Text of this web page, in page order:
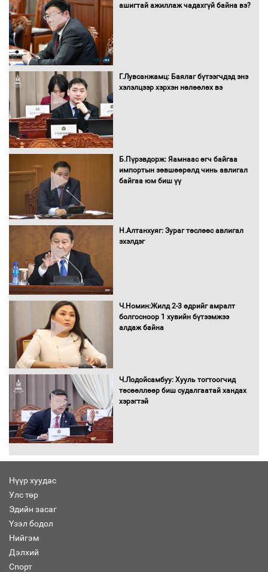
Санхүүгийн хэмнэлтийн горимд эрүүл
Нөөцийн махны худалдаа,
борлуулалтыг нээлттэй ил тод
төлөвлөгөө”-гөө танилцуулна
худалдан авах журмыг баталлаа
шилжиж, найр наадам, зөвлөгөөн,
гадаад томилолтыг хориглолоо
ашигтай ажиллаж чадахгүй байна вэ?
Г.Лувсанжамц: Баялаг бүтээгчдэд энэ
хэлэлцээр хэрхэн нөлөөлөх вэ
Б.Пүрэвдорж: Яамнаас өгч байгаа
импортын зөвшөөрөлд чинь авлигал
байгаа юм биш үү
Н.Алтанхуяг: Зураг төслөөс авлигал
эхэлдэг
Ч.Номин:Жилд 2-3 өдрийг амралт
болгосноор 1 хувийн бүтээмжээ
алдаж байна
Ч.Лодойсамбуу: Хууль тогтоогчид
төсөөллөөр биш судалгаатай хандах
хэрэгтэй
Нүүр хуудас
Улс төр
Эдийн засаг
Үзэл бодол
Нийгэм
Дэлхий
Спорт